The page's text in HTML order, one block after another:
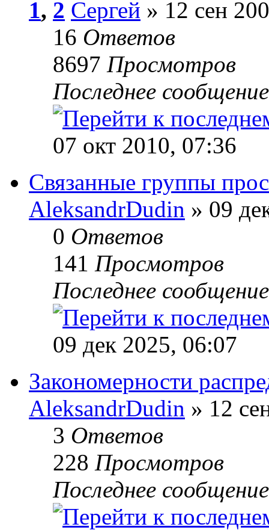
1, 2 Сергей » 12 сен
16 Ответов
8697 Просмотров
Последнее
07 окт 2010, 07:36
Связанные группы
AleksandrDudin » 09
0 Ответов
141 Просмотров
Последнее
09 дек 2025, 06:07
Закономерности
AleksandrDudin » 12
3 Ответов
228 Просмотров
Последнее